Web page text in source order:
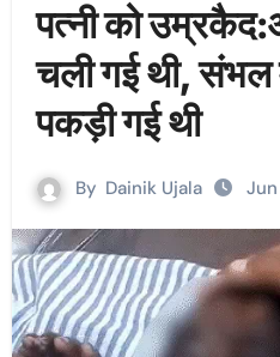
पत्नी को
चली गई थी, संभल
पकड़ी गई थी
By Dainik Ujala Jun